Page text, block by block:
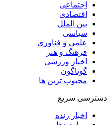
اجتماعی
اقتصادی
بین الملل
سیاسی
علمی و فناوری
فرهنگ و هنر
اخبار ورزشی
گوناگون
محبوب ترین ها
دسترسی سریع
اخبار زنده